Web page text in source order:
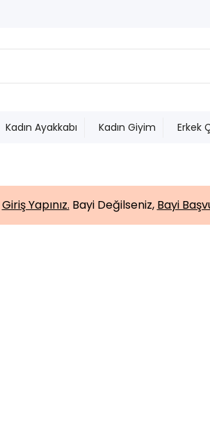
Kadın Ayakkabı Kadın Giyim Erkek
Giriş Yapınız. Bayi Değilseniz, Bayi